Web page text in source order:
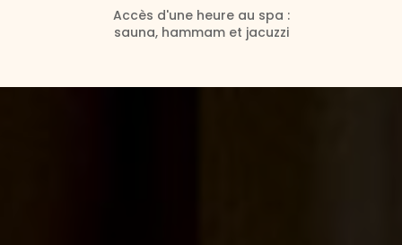
Accès d'une heure au spa :
sauna, hammam et jacuzzi